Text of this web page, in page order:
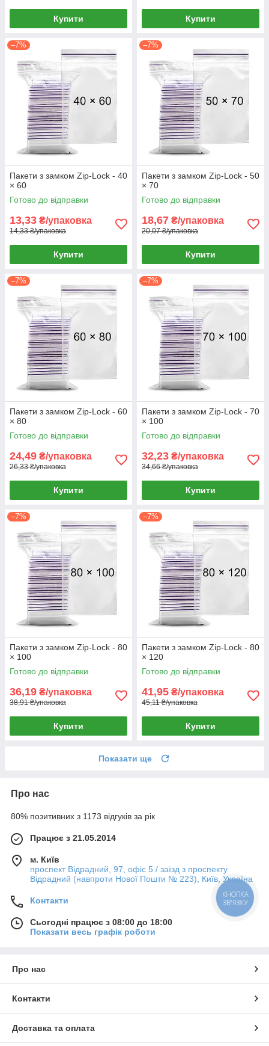
Купити Купити
–7%
Пакети з замком Zip-Lock - 40
× 60
Готово до відправки
13,33 ₴/упаковка
14,33 ₴/упаковка
Купити
–7%
Пакети з замком Zip-Lock - 50
× 70
Готово до відправки
18,67 ₴/упаковка
20,07 ₴/упаковка
Купити
–7%
Пакети з замком Zip-Lock - 60
× 80
Готово до відправки
24,49 ₴/упаковка
26,33 ₴/упаковка
Купити
–7%
Пакети з замком Zip-Lock - 70
× 100
Готово до відправки
32,23 ₴/упаковка
34,66 ₴/упаковка
Купити
–7%
Пакети з замком Zip-Lock - 80
× 100
Готово до відправки
36,19 ₴/упаковка
38,91 ₴/упаковка
Купити
–7%
Пакети з замком Zip-Lock - 80
× 120
Готово до відправки
41,95 ₴/упаковка
45,11 ₴/упаковка
Купити
Показати ще
Про нас
80% позитивних з 1173 відгуків за рік
Працює з 21.05.2014
м. Київ
проспект Відрадний, 97, офіс 5 / заїзд з проспекту
Відрадний (навпроти Нової Пошти № 223), Київ, Україна
Контакти
Сьогодні працює з 08:00 до 18:00
Показати весь графік роботи
Про нас
Контакти
Доставка та оплата
КНОПКА
ЗВ'ЯЗКУ